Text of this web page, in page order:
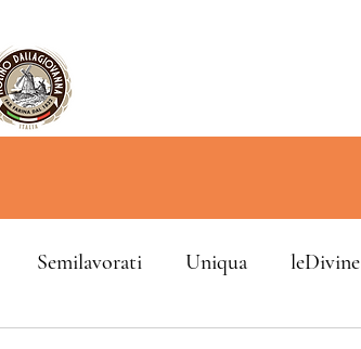
Semilavorati Uniqua leDivine